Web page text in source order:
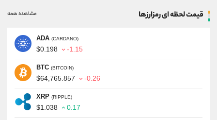
قیمت لحظه ای رمزارزها مشاهده همه
ADA (CARDANO)
$0.198 -1.15
BTC (BITCOIN)
$64,765.857 -0.26
XRP (RIPPLE)
$1.038 0.17